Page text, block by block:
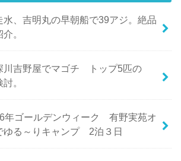
水、吉明丸の早朝船で39アジ。絶品
。
川吉野屋でマゴチ トップ5匹の
。
年ゴールデンウィーク 有野実苑オ
ゆる～りキャンプ 2泊３日